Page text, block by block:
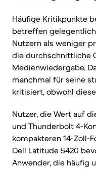
Häufige Kritikpunkte
betreffen gelegentlich
Nutzern als weniger
die durchschnittliche
Medienwiedergabe.
manchmal für seine
kritisiert, obwohl
Nutzer, die Wert auf
und Thunderbolt 4-
kompakteren 14-Zoll-
Dell Latitude 5420
Anwender, die häufig